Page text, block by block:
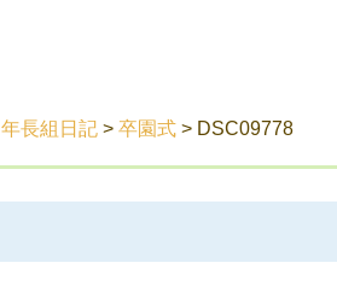
年長組日記 > 卒園式 > DSC09778